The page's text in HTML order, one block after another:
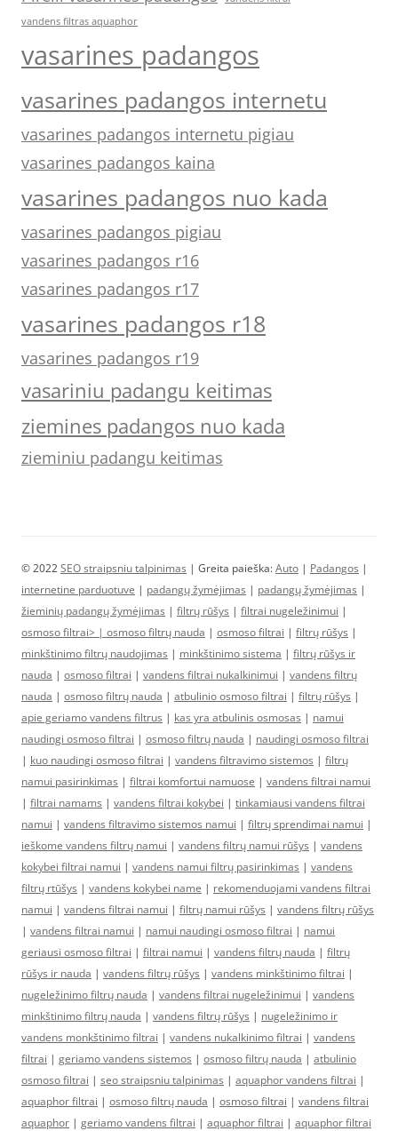
vandens filtras aquaphor
vasarines padangos
vasarines padangos internetu
vasarines padangos internetu pigiau
vasarines padangos kaina
vasarines padangos nuo kada
vasarines padangos pigiau
vasarines padangos r16
vasarines padangos r17
vasarines padangos r18
vasarines padangos r19
vasariniu padangu keitimas
ziemines padangos nuo kada
zieminiu padangu keitimas
© 2022SEO straipsniu talpinimas | Greita paieška:Auto | Padangos |
internetine parduotuve | padangų žymėjimas | padangų žymėjimas |
žieminių padangų žymėjimas | filtrų rūšys | filtrai nugeležinimui |
osmoso filtrai> | osmoso filtrų nauda | osmoso filtrai | filtrų rūšys |
minkštinimo filtrų naudojimas | minkštinimo sistema | filtrų rūšys ir
nauda | osmoso filtrai | vandens filtrai nukalkinimui | vandens filtrų
nauda | osmoso filtrų nauda | atbulinio osmoso filtrai | filtrų rūšys |
apie geriamo vandens filtrus | kas yra atbulinis osmosas | namui
naudingi osmoso filtrai | osmoso filtrų nauda | naudingi osmoso filtrai
| kuo naudingi osmoso filtrai | vandens filtravimo sistemos | filtrų
namui pasirinkimas | filtrai komfortui namuose | vandens filtrai namui
| filtrai namams | vandens filtrai kokybei | tinkamiausi vandens filtrai
namui | vandens filtravimo sistemos namui | filtrų sprendimai namui |
ieškome vandens filtrų namui | vandens filtrų namui rūšys | vandens
kokybei filtrai namui | vandens namui filtrų pasirinkimas | vandens
filtrų rtūšys | vandens kokybei name | rekomenduojami vandens filtrai
namui | vandens filtrai namui | filtrų namui rūšys | vandens filtrų rūšys
| vandens filtrai namui | namui naudingi osmoso filtrai | namui
geriausi osmoso filtrai | filtrai namui | vandens filtrų nauda | filtrų
rūšys ir nauda | vandens filtrų rūšys | vandens minkštinimo filtrai |
nugeležinimo filtrų nauda | vandens filtrai nugeležinimui | vandens
minkštinimo filtrų nauda | vandens filtrų rūšys | nugeležinimo ir
vandens monkštinimo filtrai | vandens nukalkinimo filtrai | vandens
filtrai | geriamo vandens sistemos | osmoso filtrų nauda | atbulinio
osmoso filtrai | seo straipsniu talpinimas | aquaphor vandens filtrai |
aquaphor filtrai | osmoso filtrų nauda | osmoso filtrai | vandens filtrai
aquaphor | geriamo vandens filtrai | aquaphor filtrai | aquaphor filtrai